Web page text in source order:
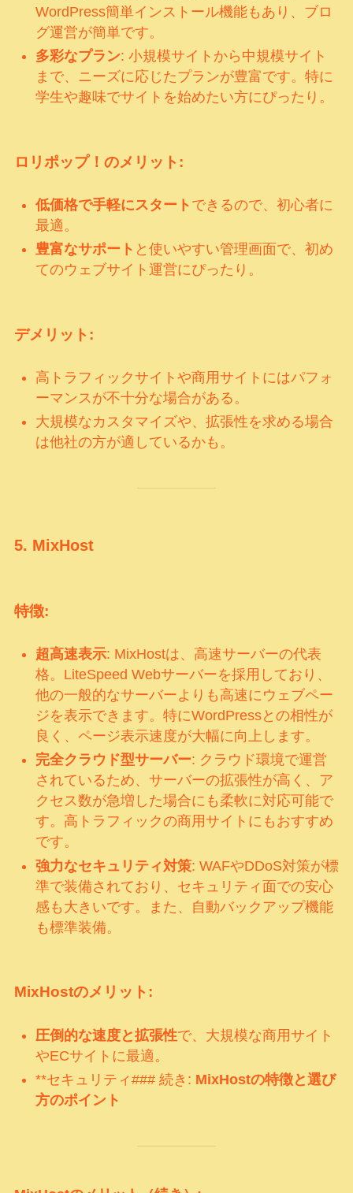
WordPress簡単インストール機能もあり、ブロ
グ運営が簡単です。
多彩なプラン: 小規模サイトから中規模サイト
まで、ニーズに応じたプランが豊富です。特に
学生や趣味でサイトを始めたい方にぴったり。
ロリポップ！のメリット:
低価格で手軽にスタート できるので、初心者に
最適。
豊富なサポート と使いやすい管理画面で、初め
てのウェブサイト運営にぴったり。
デメリット:
高トラフィックサイトや商用サイトにはパフォ
ーマンスが不十分な場合がある。
大規模なカスタマイズや、拡張性を求める場合
は他社の方が適しているかも。
5. MixHost
特徴:
超高速表示: MixHostは、高速サーバーの代表
格。LiteSpeed Webサーバーを採用しており、
他の一般的なサーバーよりも高速にウェブペー
ジを表示できます。特にWordPressとの相性が
良く、ページ表示速度が大幅に向上します。
完全クラウド型サーバー: クラウド環境で運営
されているため、サーバーの拡張性が高く、ア
クセス数が急増した場合にも柔軟に対応可能で
す。高トラフィックの商用サイトにもおすすめ
です。
強力なセキュリティ対策: WAFやDDoS対策が標
準で装備されており、セキュリティ面での安心
感も大きいです。また、自動バックアップ機能
も標準装備。
MixHostのメリット:
圧倒的な速度と拡張性で、大規模な商用サイト
やECサイトに最適。
**セキュリティ### 続き: MixHostの特徴と選び
方のポイント